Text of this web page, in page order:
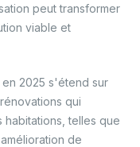
peut transformer
viable et
2025 s'étend sur
qui
habitations, telles que
de